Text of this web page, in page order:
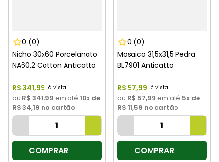
0 (0)
Nicho 30x60 Porcelanato
NA60.2 Cotton Anticatto
R$ 341,99
ou R$ 341,99 em até 10x de
R$ 34,19 no cartão
COMPRAR
0 (0)
Mosaico 31,5x31,5 Pedra
BL7901 Anticatto
R$ 57,99
ou R$ 57,99 em até 5x de
R$ 11,59 no cartão
COMPRAR